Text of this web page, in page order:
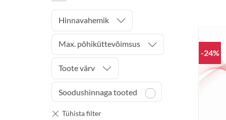
Hinnavahemik
Max. põhiküttevõimsus
Toote värv
Soodushinnaga tooted
-24%